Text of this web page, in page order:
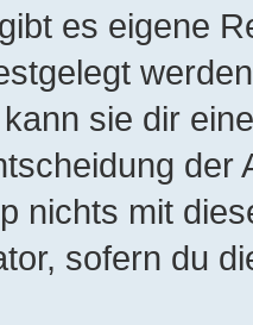
es eigene
sie dir
der
nichts mit
sofern du